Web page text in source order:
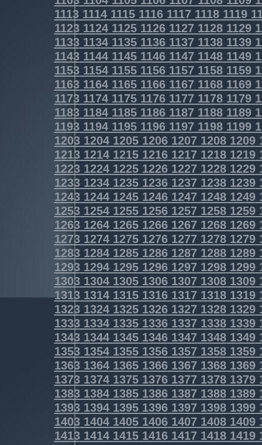
1113111411151116111711181119
1123112411251126112711281129
1133113411351136113711381139
1143114411451146114711481149
1153115411551156115711581159
1163116411651166116711681169
1173117411751176117711781179
1183118411851186118711881189
1193119411951196119711981199
1203120412051206120712081209
1213121412151216121712181219
1223122412251226122712281229
1233123412351236123712381239
1243124412451246124712481249
1253125412551256125712581259
1263126412651266126712681269
1273127412751276127712781279
1283128412851286128712881289
1293129412951296129712981299
1303130413051306130713081309
1313131413151316131713181319
1323132413251326132713281329
1333133413351336133713381339
1343134413451346134713481349
1353135413551356135713581359
1363136413651366136713681369
1373137413751376137713781379
1383138413851386138713881389
1393139413951396139713981399
1403140414051406140714081409
1413141414151416141714181419